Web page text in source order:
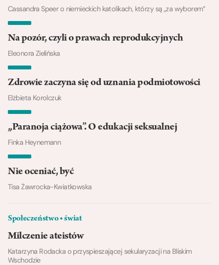
Cassandra Speer o niemieckich katolikach, którzy są „za wyborem”
Na pozór, czyli o prawach reprodukcyjnych
Eleonora Zielińska
Zdrowie zaczyna się od uznania podmiotowości
Elżbieta Korolczuk
„Paranoja ciążowa”. O edukacji seksualnej
Finka Heynemann
Nie oceniać, być
Tisa Żawrocka-Kwiatkowska
Społeczeństwo ◆ świat
Milczenie ateistów
Katarzyna Rodacka o przyspieszającej sekularyzacji na Bliskim
Wschodzie